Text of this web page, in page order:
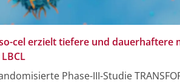
cel erzielt tiefere und dauerhaftere
Phase-III-Studie